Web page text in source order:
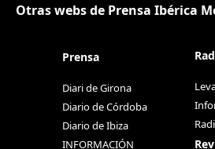
Otras webs de Prensa Ibérica
Prensa
Diari de Girona
Diario de Córdoba
Diario de Ibiza
INFORMACIÓN